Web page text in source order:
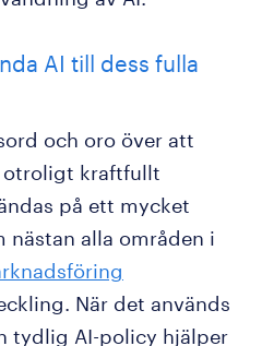
AI till dess fulla
och oro över att
otroligt kraftfullt
på ett mycket
alla områden i
När det används
tydlig AI-policy hjälper